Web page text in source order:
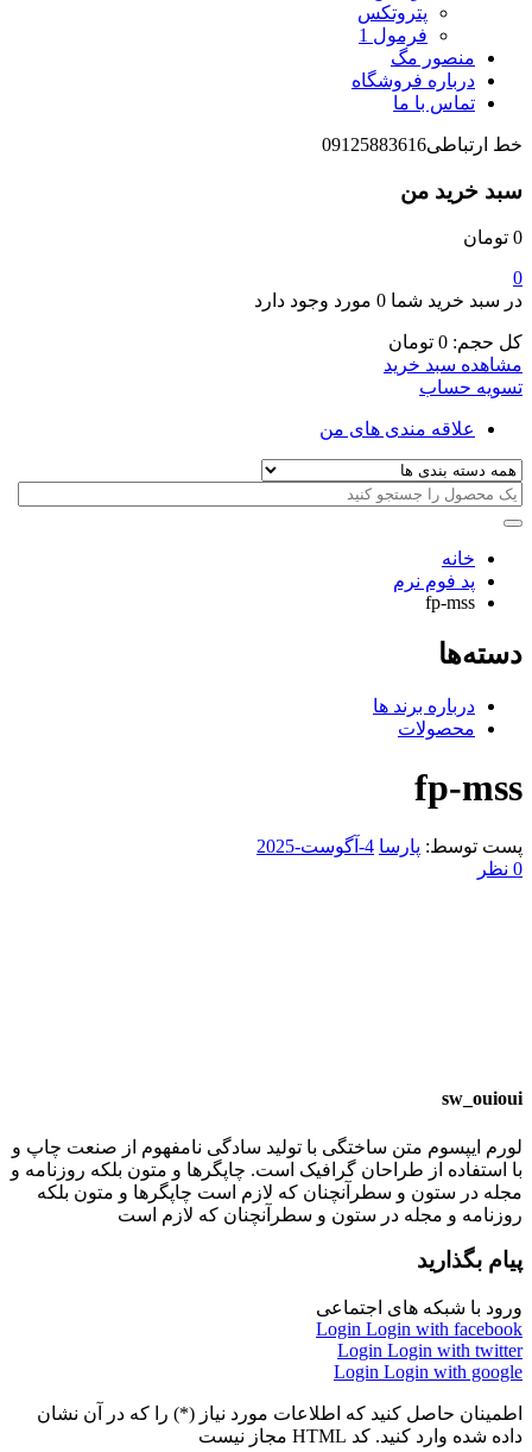
پتروتکس
فرمول 1
منصور مگ
درباره فروشگاه
تماس با ما
خط ارتباطی09125883616
سبد خرید من
0 تومان
0
در سبد خرید شما 0 مورد وجود دارد
کل حجم: 0 تومان
مشاهده سبد خرید
تسویه حساب
علاقه مندی های من
خانه
پد فوم نرم
fp-mss
دسته‌ها
درباره برند ها
محصولات
fp-mss
پست توسط: پارسا 4-آگوست-2025
0 نظر
sw_ouioui
لورم ایپسوم متن ساختگی با تولید سادگی نامفهوم از صنعت چاپ و
با استفاده از طراحان گرافیک است. چاپگرها و متون بلکه روزنامه و
مجله در ستون و سطرآنچنان که لازم است چاپگرها و متون بلکه
روزنامه و مجله در ستون و سطرآنچنان که لازم است
پیام بگذارید
ورود با شبکه های اجتماعی
Login Login with facebook
Login Login with twitter
Login Login with google
اطمینان حاصل کنید که اطلاعات مورد نیاز (*) را که در آن نشان
داده شده وارد کنید. کد HTML مجاز نیست